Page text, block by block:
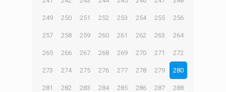
249 250 251 252 253 254 255 256
257 258 259 260 261 262 263 264
265 266 267 268 269 270 271 272
273 274 275 276 277 278 279 280
281 282 283 284 285 286 287 288